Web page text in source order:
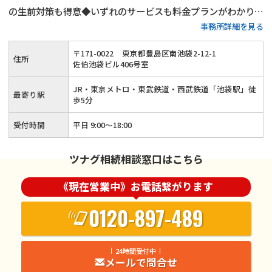
の生前対策も得意◆いずれのサービスも料金プランがわかりや
すい◆豊島区・板橋区・練馬区・北区で相続税申告をするなら
当事務所にご相談ください！15年以上の実務経験がある税理
士が丁寧に対応いたします！
事務所詳細を見る
住所 〒171-0022
東京都豊島区南池袋2-12-1
佐伯池袋ビル406号室
最寄り駅
JR・東京メトロ・東武鉄道・西武鉄道「池袋駅」徒
歩5分
受付時間 平日 9:00～18:00
ツナグ相続相談窓口はこちら
《現在営業中》お電話繋がります
0120-897-489
24時間受付中
メールで問合せ